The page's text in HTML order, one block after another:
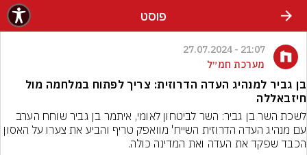
פוסט
21:07 - 27.07.2024
מערכת חמ״ל
בן גביר למנהיג העדה הדרוזית: צריך לפתוח במלחמה מול
חיזבאללה